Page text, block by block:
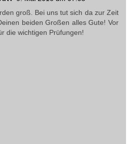
groß. Bei uns tut sich da zur Zeit
beiden Großen alles Gute! Vor
die wichtigen Prüfungen!